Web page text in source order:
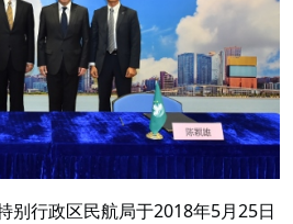
别行政区民航局于2018年5月25日